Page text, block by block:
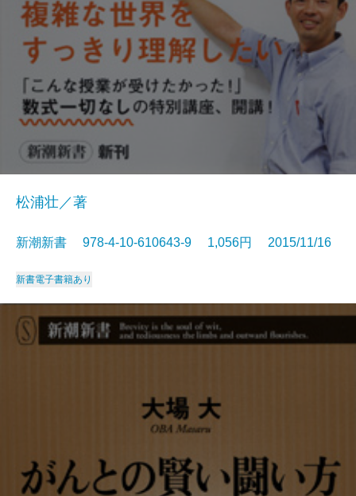
松浦壮／著
新潮新書 978-4-10-610643-9 1,056円 2015/11/16
新書電子書籍あり